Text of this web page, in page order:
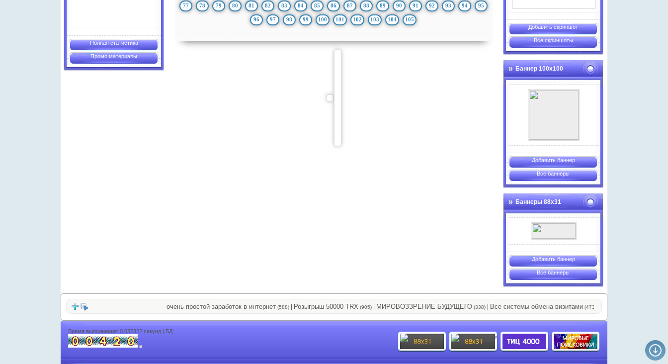
Полная статистика
Промо материалы
Добавить скриншот
Все скриншоты
Баннер 100х100
Добавить баннер
Все баннеры
Баннеры 88х31
Добавить баннер
Все баннеры
77 78 79 80 81 82 83 84 85 86 87 88 89 90 91 92 93 94 95
96 97 98 99 100 101 102 103 104 105
очень простой заработок в интернет(588) |Розыгрыш 50000 TRX (905) |МИРОВОЗЗРЕНИЕ БУДУЩЕГО (338) |Все системы обмена визитами(473) |11111111111111
Время выполнения: 0,032322 секунд | БД: